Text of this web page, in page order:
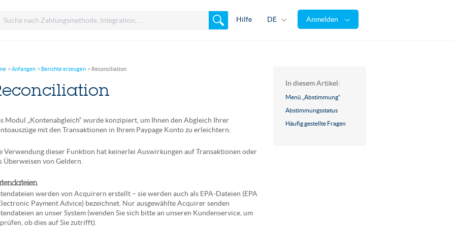
Hilfe DE Anmelden
Anfangen Berichte erzeugen Reconciliation
Modul „Kontenabgleich“ wurde konzipiert, um Ihnen den Abgleich Ihrer
mit den Transaktionen in Ihrem Paypage Konto zu erleichtern.
Verwendung dieser Funktion hat keinerlei Auswirkungen auf Transaktionen oder
Überweisen von Geldern.
werden von Acquirern erstellt – sie werden auch als EPA-Dateien (EPA
Payment Advice) bezeichnet. Nur ausgewählte Acquirer senden
an unser System (wenden Sie sich bitte an unseren Kundenservice, um
ob dies auf Sie zutrifft).
In diesem Artikel:
Menü „Abstimmung“
Abstimmungsstatus
Häufig gestellte Fragen